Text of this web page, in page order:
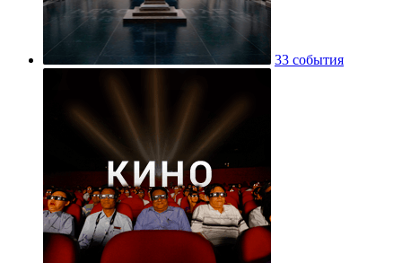
33 события